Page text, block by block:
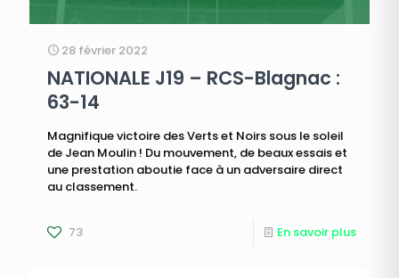
28 février 2022
NATIONALE J19 – RCS-Blagnac :
63-14
Magnifique victoire des Verts et Noirs sous le soleil
de Jean Moulin ! Du mouvement, de beaux essais et
une prestation aboutie face à un adversaire direct
au classement.
73 En savoir plus